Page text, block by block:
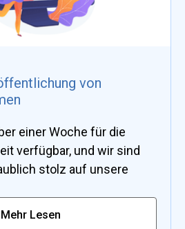
von
einer Woche für die
verfügbar, und wir sind
stolz auf unsere
Mehr Lesen